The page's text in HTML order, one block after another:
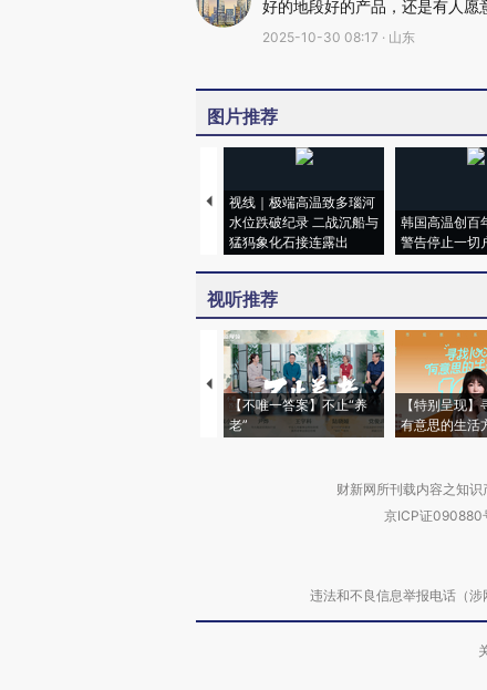
好的地段好的产品，还是有人愿
2025-10-30 08:17 · 山东
图片推荐
视线｜极端高温致多瑙河
水位跌破纪录 二战沉船与
猛犸象化石接连露出
韩国高温创百
警告停止一切
视听推荐
【不唯一答案】不止“养
老”
【特别呈现
有意思的生活
财新网所刊载内容之知
京ICP证090880
违法和不良信息举报电话（